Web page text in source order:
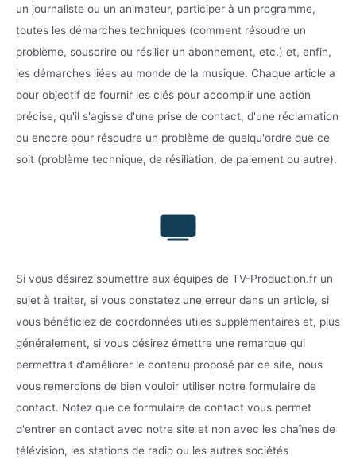
un journaliste ou un animateur, participer à un programme,
toutes les démarches techniques (comment résoudre un
problème, souscrire ou résilier un abonnement, etc.) et, enfin,
les démarches liées au monde de la musique. Chaque article a
pour objectif de fournir les clés pour accomplir une action
précise, qu'il s'agisse d'une prise de contact, d'une réclamation
ou encore pour résoudre un problème de quelqu'ordre que ce
soit (problème technique, de résiliation, de paiement ou autre).
Si vous désirez soumettre aux équipes de TV-Production.fr un
sujet à traiter, si vous constatez une erreur dans un article, si
vous bénéficiez de coordonnées utiles supplémentaires et, plus
généralement, si vous désirez émettre une remarque qui
permettrait d'améliorer le contenu proposé par ce site, nous
vous remercions de bien vouloir utiliser notre formulaire de
contact. Notez que ce formulaire de contact vous permet
d'entrer en contact avec notre site et non avec les chaînes de
télévision, les stations de radio ou les autres sociétés